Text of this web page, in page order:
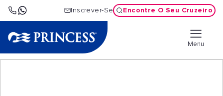
Inscrever-Se Encontre O Seu Cruzeiro
Menu